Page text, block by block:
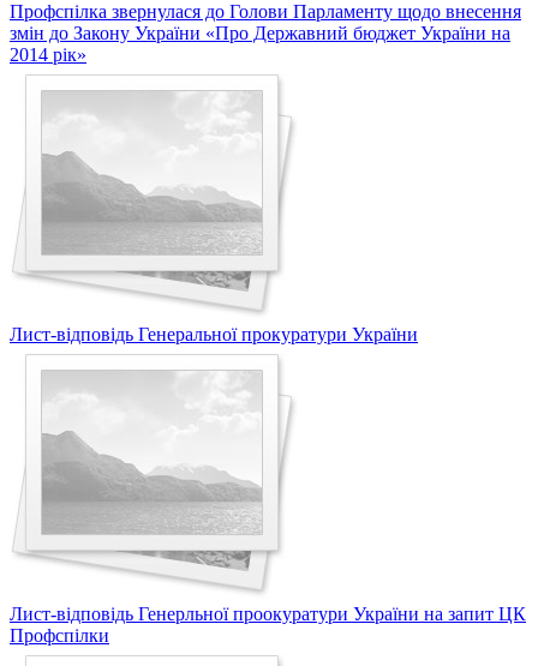
Профспілка звернулася до Голови Парламенту щодо внесення
змін до Закону України «Про Державний бюджет України на
2014 рік»
Лист-відповідь Генеральної прокуратури України
Лист-відповідь Генерльної проокуратури України на запит ЦК
Профспілки